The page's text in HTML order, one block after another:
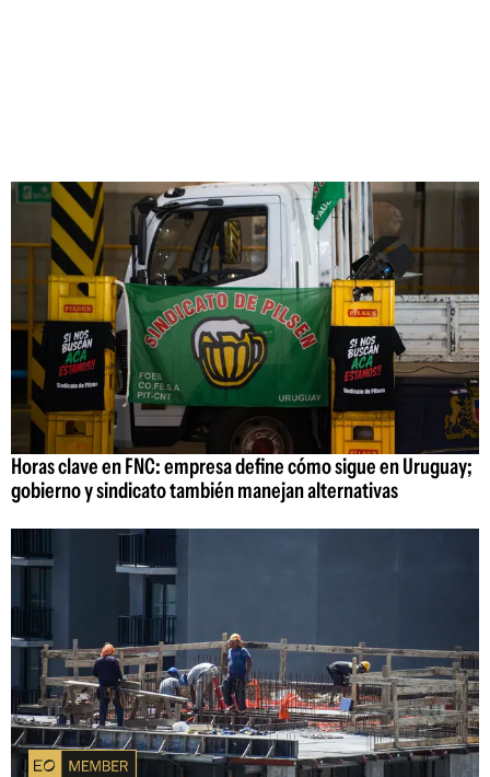
Horas clave en FNC: empresa define cómo sigue en Uruguay;
gobierno y sindicato también manejan alternativas